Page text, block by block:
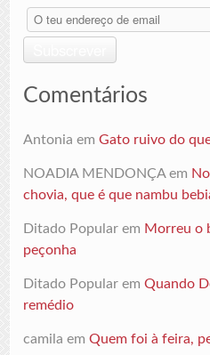
O
teu
de
email
Comentários
Antonia emGato ruivo do
NOADIA MENDONÇAem
chovia, que é que nambu
Ditado Popular em Morreu o
peçonha
Ditado Popular emQuando
remédio
camila emQuem foi à feira,